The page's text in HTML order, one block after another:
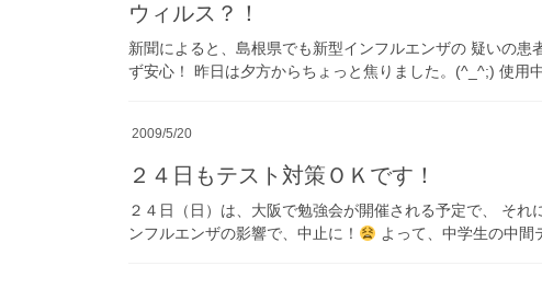
ウィルス？！
新聞によると、島根県でも新型インフルエンザの 疑いの患
ず安心！ 昨日は夕方からちょっと焦りました。(^_^;) 使
2009/5/20
２４日もテスト対策ＯＫです！
２４日（日）は、大阪で勉強会が開催される予定で、 それ
ンフルエンザの影響で、中止に！
よって、中学生の中